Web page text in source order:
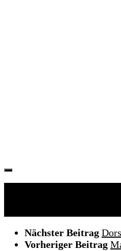
Nächster Beitrag
Vorheriger Beitrag